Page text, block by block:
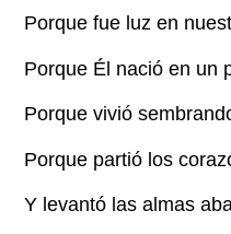
Porque fue luz en
Porque Él nació en un
Porque vivió
Porque partió los
Y levantó las almas